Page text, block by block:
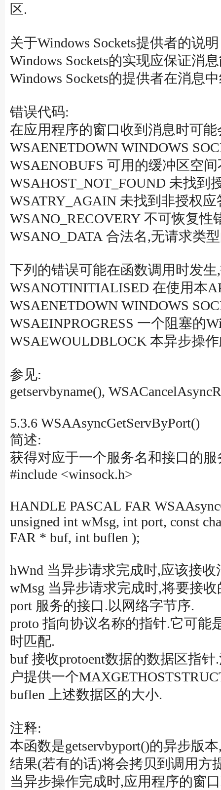
区.
关于Windows Sockets提供者的说
Windows Sockets的实现应保证消
Windows Sockets的提供者在消息
错误代码:
在应用程序的窗口收到消息时可
WSAENETDOWN WINDOWS
WSAENOBUFS 可用的缓冲区空
WSAHOST_NOT_FOUND 未找到
WSATRY_AGAIN 未找到非授权
WSANO_RECOVERY 不可恢复性
WSANO_DATA 合法名,无请求类
下列的错误可能在函数调用时发
WSANOTINITIALISED 在使用本
WSAENETDOWN WINDOWS
WSAEINPROGRESS 一个阻塞的
WSAEWOULDBLOCK 本异步操
参见:
getservbyname(),
5.3.6 WSAAsyncGetServByPort()
简述:
获得对应于一个服务名和接口的
#include <winsock.h>
HANDLE PASCAL FAR
unsigned int wMsg, int port, const
FAR * buf, int buflen );
hWnd 当异步请求完成时,应该接
wMsg 当异步请求完成时,将要接收
port 服务的接口.以网络字节序.
proto 指向协议名称的指针.它可能
时匹配.
buf 接收protoent数据的数据区指
户提供一个
buflen 上述数据区的大小.
注释:
本函数是getservbyport()的异步版
结果(若有的话)将会拷贝到调用方
当异步操作完成时,应用程序的窗